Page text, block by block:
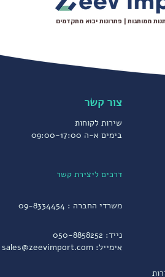
ממותגות | פתרונות יבוא מתקדמים
שירות לקוחות
בימים א-ה 09:00-17:00
דרכים ליצירת קשר
משרדי החברה : 09-8334454
נייד: 050-8858252
אימייל: sales@zeevimport.com
צור קשר